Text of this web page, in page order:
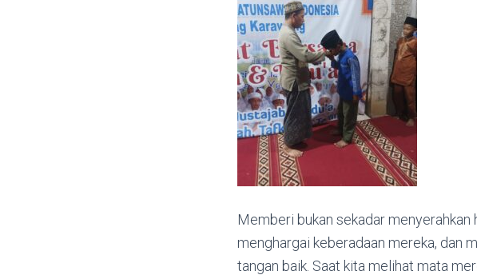
Memberi bukan sekadar
menghargai keberadaan mereka, dan
tangan baik. Saat kita melihat mata